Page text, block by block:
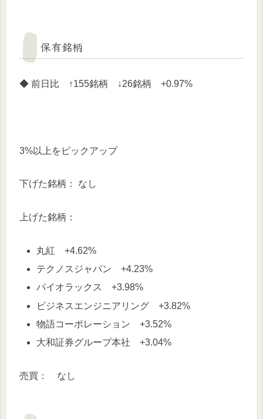
保有銘柄
◆ 前日比 ↑155銘柄 ↓26銘柄 +0.97%
3%以上をピックアップ
下げた銘柄： なし
上げた銘柄：
丸紅 +4.62%
テクノスジャパン +4.23%
パイオラックス +3.98%
ビジネスエンジニアリング +3.82%
物語コーポレーション +3.52%
大和証券グループ本社 +3.04%
売買： なし